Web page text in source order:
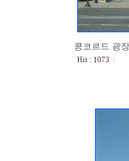
콩코르드 광
Hit : 1073